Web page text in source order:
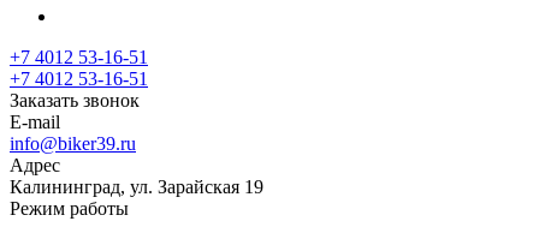
+7 4012 53-16-51
+7 4012 53-16-51
Заказать звонок
E-mail
info@biker39.ru
Адрес
Калининград, ул. Зарайская 19
Режим работы